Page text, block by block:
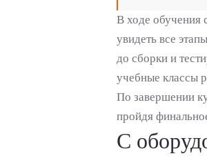
В ходе обучения
увидеть все
до сборки и
учебные классы
По завершении
пройдя
С